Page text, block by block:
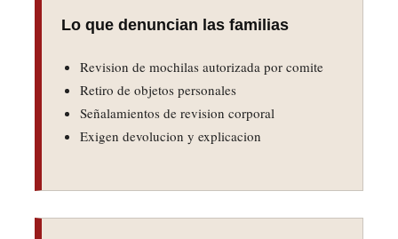
Lo que denuncian las familias
Revision de mochilas autorizada por comite
Retiro de objetos personales
Señalamientos de revision corporal
Exigen devolucion y explicacion